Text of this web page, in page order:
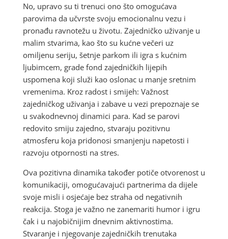
No, upravo su ti trenuci ono što omogućava
parovima da učvrste svoju emocionalnu vezu i
pronađu ravnotežu u životu. Zajedničko uživanje u
malim stvarima, kao što su kućne večeri uz
omiljenu seriju, šetnje parkom ili igra s kućnim
ljubimcem, grade fond zajedničkih lijepih
uspomena koji služi kao oslonac u manje sretnim
vremenima. Kroz radost i smijeh: Važnost
zajedničkog uživanja i zabave u vezi prepoznaje se
u svakodnevnoj dinamici para. Kad se parovi
redovito smiju zajedno, stvaraju pozitivnu
atmosferu koja pridonosi smanjenju napetosti i
razvoju otpornosti na stres.
Ova pozitivna dinamika također potiče otvorenost u
komunikaciji, omogućavajući partnerima da dijele
svoje misli i osjećaje bez straha od negativnih
reakcija. Stoga je važno ne zanemariti humor i igru
čak i u najobičnijim dnevnim aktivnostima.
Stvaranje i njegovanje zajedničkih trenutaka